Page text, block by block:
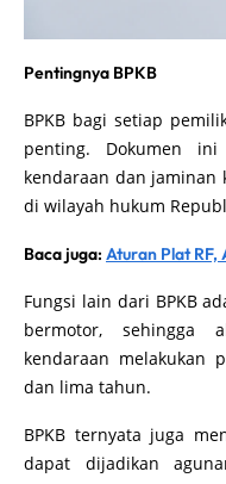
Pentingnya BPKB
BPKB bagi setiap
penting. Dokumen
kendaraan dan
di wilayah hukum
Baca juga: Aturan Plat RF,
Fungsi lain dari BPKB
bermotor, sehingga
kendaraan melakukan
dan lima tahun.
BPKB ternyata juga
dapat dijadikan